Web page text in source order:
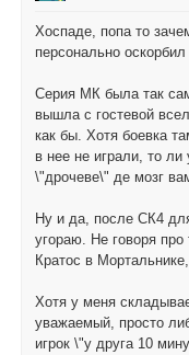
Хоспаде, попа то
персонально
Серия МК была так
вышла с гостевой
как бы. Хотя боевка
в нее не играли, то ли
\"дрочеве\" де мозг
Ну и да, после СК4
угораю. Не говоря
Кратос в
Хотя у меня
уважаемый, просто
игрок \"у друга 10